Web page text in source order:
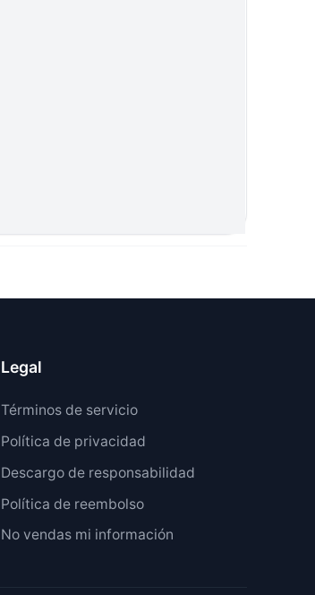
Legal
Términos de servicio
Política de privacidad
Descargo de responsabilidad
Política de reembolso
No vendas mi información